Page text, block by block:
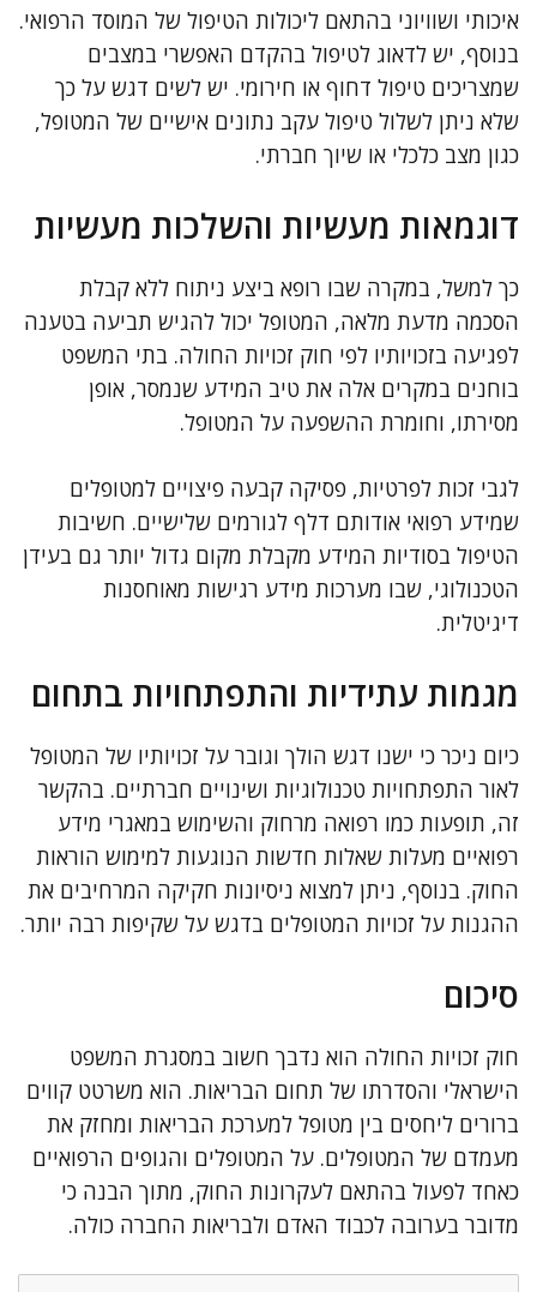
איכותי ושוויוני בהתאם ליכולות הטיפול של המוסד הרפואי.
בנוסף, יש לדאוג לטיפול בהקדם האפשרי במצבים
שמצריכים טיפול דחוף או חירומי. יש לשים דגש על כך
שלא ניתן לשלול טיפול עקב נתונים אישיים של המטופל,
כגון מצב כלכלי או שיוך חברתי.
דוגמאות מעשיות והשלכות מעשיות
כך למשל, במקרה שבו רופא ביצע ניתוח ללא קבלת
הסכמה מדעת מלאה, המטופל יכול להגיש תביעה בטענה
לפגיעה בזכויותיו לפי חוק זכויות החולה. בתי המשפט
בוחנים במקרים אלה את טיב המידע שנמסר, אופן
מסירתו, וחומרת ההשפעה על המטופל.
לגבי זכות לפרטיות, פסיקה קבעה פיצויים למטופלים
שמידע רפואי אודותם דלף לגורמים שלישיים. חשיבות
הטיפול בסודיות המידע מקבלת מקום גדול יותר גם בעידן
הטכנולוגי, שבו מערכות מידע רגישות מאוחסנות
דיגיטלית.
מגמות עתידיות והתפתחויות בתחום
כיום ניכר כי ישנו דגש הולך וגובר על זכויותיו של המטופל
לאור התפתחויות טכנולוגיות ושינויים חברתיים. בהקשר
זה, תופעות כמו רפואה מרחוק והשימוש במאגרי מידע
רפואיים מעלות שאלות חדשות הנוגעות למימוש הוראות
החוק. בנוסף, ניתן למצוא ניסיונות חקיקה המרחיבים את
ההגנות על זכויות המטופלים בדגש על שקיפות רבה יותר.
סיכום
חוק זכויות החולה הוא נדבך חשוב במסגרת המשפט
הישראלי והסדרתו של תחום הבריאות. הוא משרטט קווים
ברורים ליחסים בין מטופל למערכת הבריאות ומחזק את
מעמדם של המטופלים. על המטופלים והגופים הרפואיים
כאחד לפעול בהתאם לעקרונות החוק, מתוך הבנה כי
מדובר בערובה לכבוד האדם ולבריאות החברה כולה.